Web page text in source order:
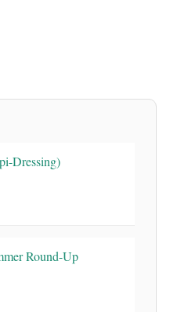
Dressing)
Round-Up